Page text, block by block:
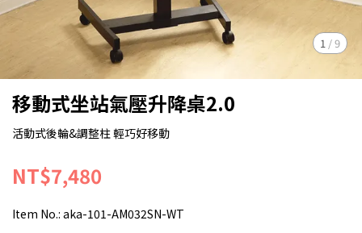
1 /9
移動式坐站氣壓升降桌2.0
活動式後輪&調整柱 輕巧好移動
NT$7,480
Item No.: aka-101-AM032SN-WT